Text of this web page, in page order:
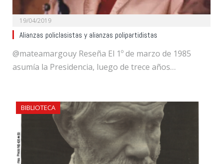
19/04/2019
Alianzas policlasistas y alianzas polipartidistas
@mateamargouy Reseña El 1º de marzo de 1985
asumía la Presidencia, luego de trece años…
BIBLIOTECA